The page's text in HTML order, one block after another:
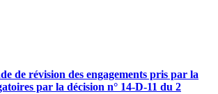
de révision des engagements pris par la
par la décision n° 14-D-11 du 2